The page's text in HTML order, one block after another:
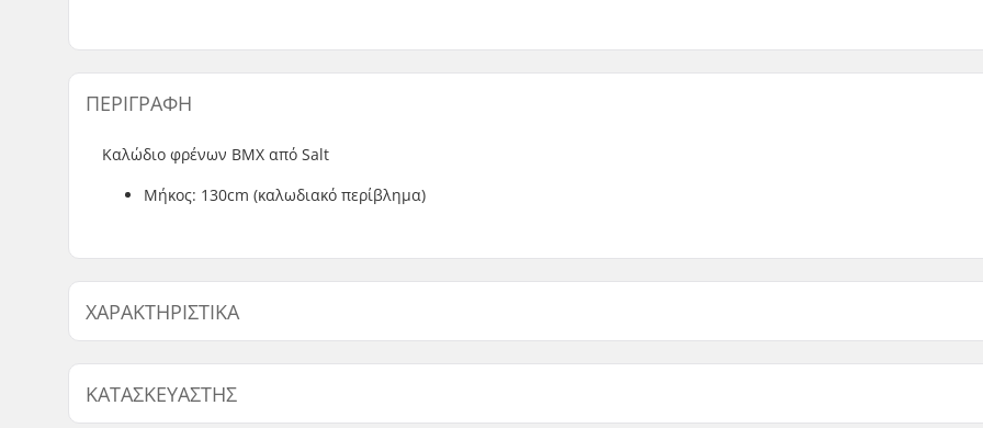
ΠΕΡΙΓΡΑΦΉ
Καλώδιο φρένων BMX από Salt
Μήκος: 130cm (καλωδιακό περίβλημα)
ΧΑΡΑΚΤΗΡΙΣΤΙΚΆ
Συμβατό με Gyro: Όχι Βάρος:
ΚΑΤΑΣΚΕΥΑΣΤΉΣ